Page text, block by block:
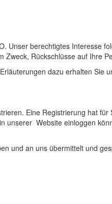
Unser berechtigtes Interesse
Rückschlüsse auf Ihre
dazu erhalten Sie
Eine Registrierung hat
unserer Website einloggen
und an uns übermittelt und